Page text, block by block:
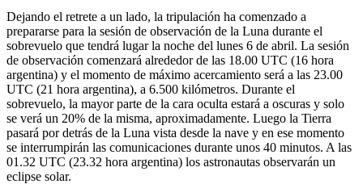
Dejando el retrete a un lado, la tripulación ha comenzado a
prepararse para la sesión de observación de la Luna durante el
sobrevuelo que tendrá lugar la noche del lunes 6 de abril. La sesión
de observación comenzará alrededor de las 18.00 UTC (16 hora
argentina) y el momento de máximo acercamiento será a las 23.00
UTC (21 hora argentina), a 6.500 kilómetros. Durante el
sobrevuelo, la mayor parte de la cara oculta estará a oscuras y solo
se verá un 20% de la misma, aproximadamente. Luego la Tierra
pasará por detrás de la Luna vista desde la nave y en ese momento
se interrumpirán las comunicaciones durante unos 40 minutos. A las
01.32 UTC (23.32 hora argentina) los astronautas observarán un
eclipse solar.